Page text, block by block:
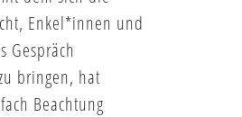
Enkel*innen und
Gespräch
bringen, hat
Beachtung